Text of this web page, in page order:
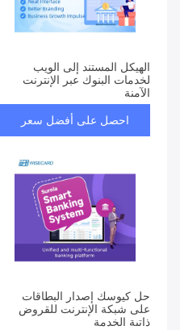
الهيكل المستند إلى الويب
لخدمات البنوك عبر الإنترنت
الآمنة
احصل على أفضل سعر
حل كيوسك إصدار البطاقات
على شبكة الإنترنت للقروض
ذاتية الخدمة